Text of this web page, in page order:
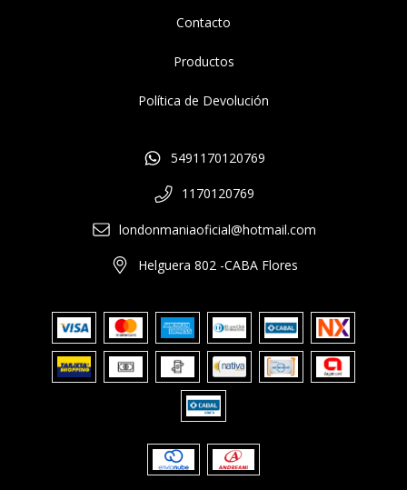
Contacto
Productos
Política de Devolución
5491170120769
1170120769
londonmaniaoficial@hotmail.com
Helguera 802 -CABA Flores